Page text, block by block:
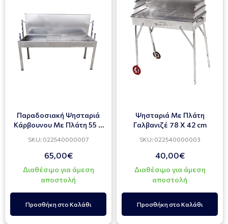
Παραδοσιακή Ψησταριά
Κάρβουνου Με Πλάτη 55 Χ
SKU: 022540000007
65,00€
Διαθέσιμο για άμεση
αποστολή
Προσθήκη στο Καλάθι
Ψησταριά Με Πλάτη
Γαλβανιζέ 78 Χ 42 cm
SKU: 022540000003
40,00€
Διαθέσιμο για άμεση
αποστολή
Προσθήκη στο Καλάθι